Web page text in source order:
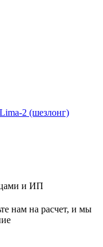
и ИП
нам на расчет, и мы